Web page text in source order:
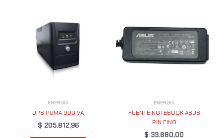
ENERGIA
UPS PUMA 900 VA
$ 205.812,96
ENERGIA
FUENTE NOTEBOOK ASUS
PIN FINO
$ 33.880,00